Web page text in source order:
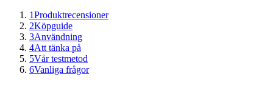
1Produktrecensioner
2Köpguide
3Användning
4Att tänka på
5Vår testmetod
6Vanliga frågor